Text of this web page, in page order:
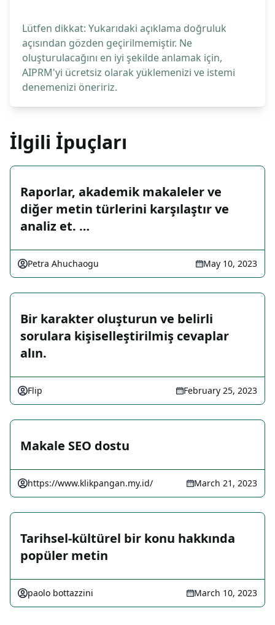
Lütfen dikkat: Yukarıdaki açıklama doğruluk
açısından gözden geçirilmemiştir. Ne
oluşturulacağını en iyi şekilde anlamak için,
AIPRM'yi ücretsiz olarak yüklemenizi ve istemi
denemenizi öneririz.
İlgili İpuçları
Raporlar, akademik makaleler ve
diğer metin türlerini karşılaştır ve
analiz et. …
Petra Ahuchaogu May 10, 2023
Bir karakter oluşturun ve belirli
sorulara kişiselleştirilmiş cevaplar
alın.
Flip February 25, 2023
Makale SEO dostu
https://www.klikpangan.my.id/ March 21, 2023
Tarihsel-kültürel bir konu hakkında
popüler metin
paolo bottazzini March 10, 2023